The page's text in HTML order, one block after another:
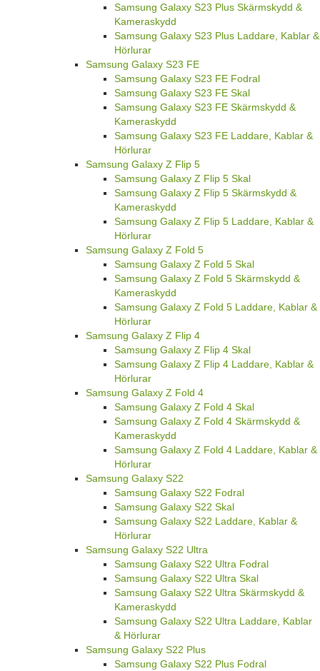
Samsung Galaxy S23 Plus Skärmskydd &
Kameraskydd
Samsung Galaxy S23 Plus Laddare, Kablar &
Hörlurar
Samsung Galaxy S23 FE
Samsung Galaxy S23 FE Fodral
Samsung Galaxy S23 FE Skal
Samsung Galaxy S23 FE Skärmskydd &
Kameraskydd
Samsung Galaxy S23 FE Laddare, Kablar &
Hörlurar
Samsung Galaxy Z Flip 5
Samsung Galaxy Z Flip 5 Skal
Samsung Galaxy Z Flip 5 Skärmskydd &
Kameraskydd
Samsung Galaxy Z Flip 5 Laddare, Kablar &
Hörlurar
Samsung Galaxy Z Fold 5
Samsung Galaxy Z Fold 5 Skal
Samsung Galaxy Z Fold 5 Skärmskydd &
Kameraskydd
Samsung Galaxy Z Fold 5 Laddare, Kablar &
Hörlurar
Samsung Galaxy Z Flip 4
Samsung Galaxy Z Flip 4 Skal
Samsung Galaxy Z Flip 4 Laddare, Kablar &
Hörlurar
Samsung Galaxy Z Fold 4
Samsung Galaxy Z Fold 4 Skal
Samsung Galaxy Z Fold 4 Skärmskydd &
Kameraskydd
Samsung Galaxy Z Fold 4 Laddare, Kablar &
Hörlurar
Samsung Galaxy S22
Samsung Galaxy S22 Fodral
Samsung Galaxy S22 Skal
Samsung Galaxy S22 Laddare, Kablar &
Hörlurar
Samsung Galaxy S22 Ultra
Samsung Galaxy S22 Ultra Fodral
Samsung Galaxy S22 Ultra Skal
Samsung Galaxy S22 Ultra Skärmskydd &
Kameraskydd
Samsung Galaxy S22 Ultra Laddare, Kablar
& Hörlurar
Samsung Galaxy S22 Plus
Samsung Galaxy S22 Plus Fodral